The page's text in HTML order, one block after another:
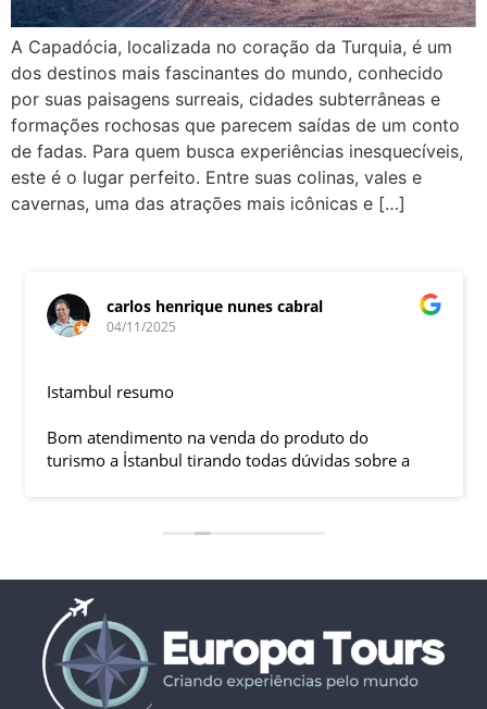
A Capadócia, localizada no coração da Turquia, é um
dos destinos mais fascinantes do mundo, conhecido
por suas paisagens surreais, cidades subterrâneas e
formações rochosas que parecem saídas de um conto
de fadas. Para quem busca experiências inesquecíveis,
este é o lugar perfeito. Entre suas colinas, vales e
cavernas, uma das atrações mais icônicas e […]
carlos henrique nunes cabral
04/11/2025
Istambul resumo
Bom atendimento na venda do produto do
turismo a İstanbul tirando todas dúvidas sobre a
ficaram em SP trabalhando. A associação dessa
LÍDER, garantiu o sucesso da viagem que foi, lá, em
grupo formado por brasileiros e com guia Turco, Sr
Ali Faik, falando um português impecável e foi
muito disponível e atencioso. Os transfers, foram
4, todos em vans novas e os trajetos em ônibus
com pilotos tranquilos dirigindo com segurança